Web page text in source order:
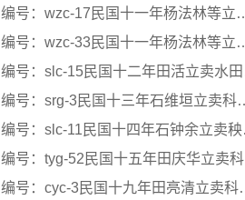
编号：wzc-17民国十一年杨法林等立卖科田文契
编号：wzc-33民国十一年杨法林等立卖科田文契
编号：slc-15民国十二年田活立卖水田文契
编号：srg-3民国十三年石维垣立卖科田文契
编号：slc-11民国十四年石钟余立卖秧田文契
编号：tyg-52民国十五年田庆华立卖科田文契
编号：cyc-3民国十九年田亮清立卖科田文契